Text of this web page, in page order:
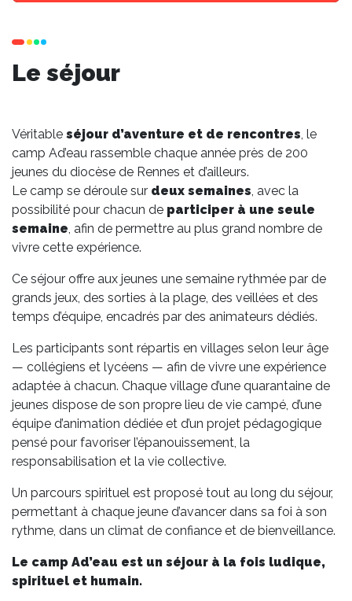
Le séjour
Véritable séjour d’aventure et de rencontres, le
camp Ad’eau rassemble chaque année près de 200
jeunes du diocèse de Rennes et d’ailleurs.
Le camp se déroule sur deux semaines, avec la
possibilité pour chacun de participer à une seule
semaine, afin de permettre au plus grand nombre de
vivre cette expérience.
Ce séjour offre aux jeunes une semaine rythmée par de
grands jeux, des sorties à la plage, des veillées et des
temps d’équipe, encadrés par des animateurs dédiés.
Les participants sont répartis en villages selon leur âge
— collégiens et lycéens — afin de vivre une expérience
adaptée à chacun. Chaque village d’une quarantaine de
jeunes dispose de son propre lieu de vie campé, d’une
équipe d’animation dédiée et d’un projet pédagogique
pensé pour favoriser l’épanouissement, la
responsabilisation et la vie collective.
Un parcours spirituel est proposé tout au long du séjour,
permettant à chaque jeune d’avancer dans sa foi à son
rythme, dans un climat de confiance et de bienveillance.
Le camp Ad’eau est un séjour à la fois ludique,
spirituel et humain.